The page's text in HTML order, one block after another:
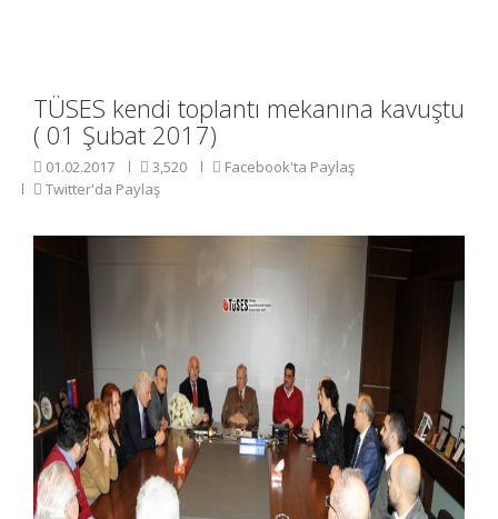
TÜSES kendi toplantı mekanına kavuştu
( 01 Şubat 2017)
01.02.2017 3,520
Facebook'ta Paylaş
Twitter'da Paylaş